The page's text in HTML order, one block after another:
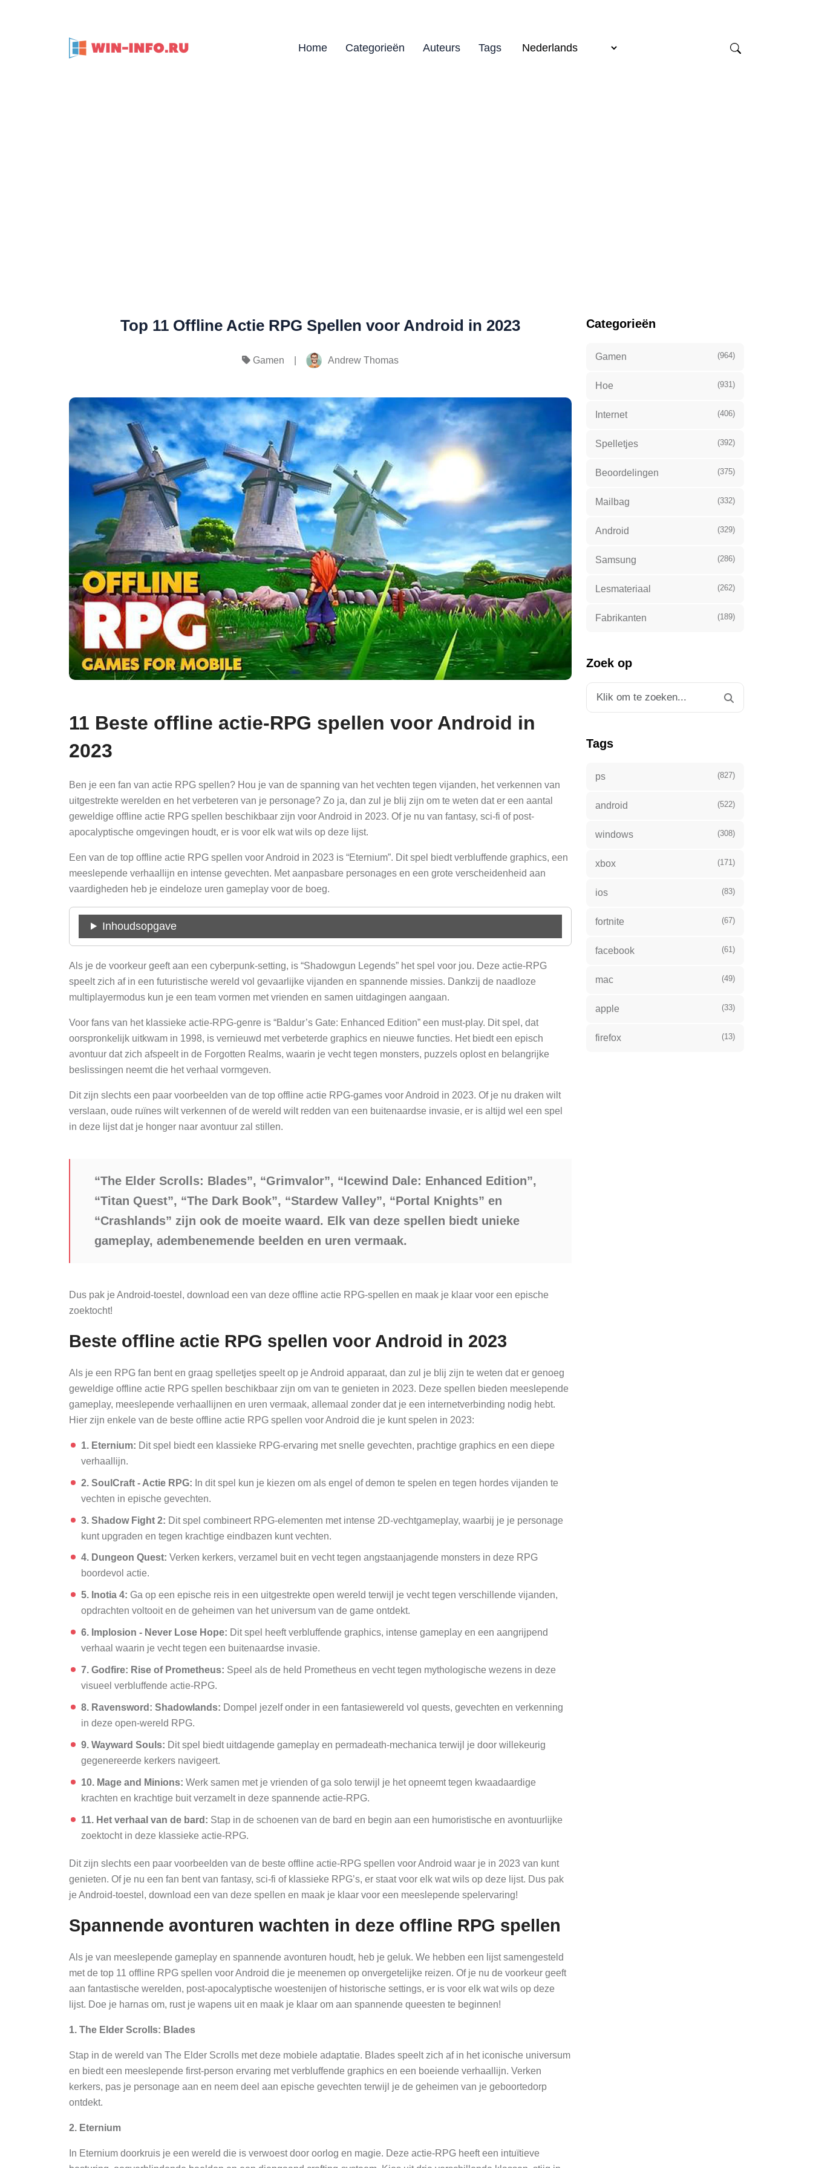
Home Categorieën Auteurs Tags
Top 11 Offline Actie RPG Spellen voor Android in 2023
Gamen Andrew Thomas
11 Beste offline actie-RPG spellen voor Android in
2023
Ben je een fan van actie RPG spellen? Hou je van de spanning van het vechten tegen vijanden, het verkennen van
uitgestrekte werelden en het verbeteren van je personage? Zo ja, dan zul je blij zijn om te weten dat er een aantal
geweldige offline actie RPG spellen beschikbaar zijn voor Android in 2023. Of je nu van fantasy, sci-fi of post-
apocalyptische omgevingen houdt, er is voor elk wat wils op deze lijst.
Een van de top offline actie RPG spellen voor Android in 2023 is “Eternium”. Dit spel biedt verbluffende graphics, een
meeslepende verhaallijn en intense gevechten. Met aanpasbare personages en een grote verscheidenheid aan
vaardigheden heb je eindeloze uren gameplay voor de boeg.
Inhoudsopgave
Als je de voorkeur geeft aan een cyberpunk-setting, is “Shadowgun Legends” het spel voor jou. Deze actie-RPG
speelt zich af in een futuristische wereld vol gevaarlijke vijanden en spannende missies. Dankzij de naadloze
multiplayermodus kun je een team vormen met vrienden en samen uitdagingen aangaan.
Voor fans van het klassieke actie-RPG-genre is “Baldur’s Gate: Enhanced Edition” een must-play. Dit spel, dat
oorspronkelijk uitkwam in 1998, is vernieuwd met verbeterde graphics en nieuwe functies. Het biedt een episch
avontuur dat zich afspeelt in de Forgotten Realms, waarin je vecht tegen monsters, puzzels oplost en belangrijke
beslissingen neemt die het verhaal vormgeven.
Dit zijn slechts een paar voorbeelden van de top offline actie RPG-games voor Android in 2023. Of je nu draken wilt
verslaan, oude ruïnes wilt verkennen of de wereld wilt redden van een buitenaardse invasie, er is altijd wel een spel
in deze lijst dat je honger naar avontuur zal stillen.
“The Elder Scrolls: Blades”, “Grimvalor”, “Icewind Dale: Enhanced Edition”,
“Titan Quest”, “The Dark Book”, “Stardew Valley”, “Portal Knights” en
“Crashlands” zijn ook de moeite waard. Elk van deze spellen biedt unieke
gameplay, adembenemende beelden en uren vermaak.
Dus pak je Android-toestel, download een van deze offline actie RPG-spellen en maak je klaar voor een epische
zoektocht!
Beste offline actie RPG spellen voor Android in 2023
Als je een RPG fan bent en graag spelletjes speelt op je Android apparaat, dan zul je blij zijn te weten dat er genoeg
geweldige offline actie RPG spellen beschikbaar zijn om van te genieten in 2023. Deze spellen bieden meeslepende
gameplay, meeslepende verhaallijnen en uren vermaak, allemaal zonder dat je een internetverbinding nodig hebt.
Hier zijn enkele van de beste offline actie RPG spellen voor Android die je kunt spelen in 2023:
1. Eternium: Dit spel biedt een klassieke RPG-ervaring met snelle gevechten, prachtige graphics en een diepe
verhaallijn.
2. SoulCraft - Actie RPG: In dit spel kun je kiezen om als engel of demon te spelen en tegen hordes vijanden te
vechten in epische gevechten.
3. Shadow Fight 2: Dit spel combineert RPG-elementen met intense 2D-vechtgameplay, waarbij je je personage
kunt upgraden en tegen krachtige eindbazen kunt vechten.
4. Dungeon Quest: Verken kerkers, verzamel buit en vecht tegen angstaanjagende monsters in deze RPG
boordevol actie.
5. Inotia 4: Ga op een epische reis in een uitgestrekte open wereld terwijl je vecht tegen verschillende vijanden,
opdrachten voltooit en de geheimen van het universum van de game ontdekt.
6. Implosion - Never Lose Hope: Dit spel heeft verbluffende graphics, intense gameplay en een aangrijpend
verhaal waarin je vecht tegen een buitenaardse invasie.
7. Godfire: Rise of Prometheus: Speel als de held Prometheus en vecht tegen mythologische wezens in deze
visueel verbluffende actie-RPG.
8. Ravensword: Shadowlands: Dompel jezelf onder in een fantasiewereld vol quests, gevechten en verkenning
in deze open-wereld RPG.
9. Wayward Souls: Dit spel biedt uitdagende gameplay en permadeath-mechanica terwijl je door willekeurig
gegenereerde kerkers navigeert.
10. Mage and Minions: Werk samen met je vrienden of ga solo terwijl je het opneemt tegen kwaadaardige
krachten en krachtige buit verzamelt in deze spannende actie-RPG.
11. Het verhaal van de bard: Stap in de schoenen van de bard en begin aan een humoristische en avontuurlijke
zoektocht in deze klassieke actie-RPG.
Dit zijn slechts een paar voorbeelden van de beste offline actie-RPG spellen voor Android waar je in 2023 van kunt
genieten. Of je nu een fan bent van fantasy, sci-fi of klassieke RPG’s, er staat voor elk wat wils op deze lijst. Dus pak
je Android-toestel, download een van deze spellen en maak je klaar voor een meeslepende spelervaring!
Spannende avonturen wachten in deze offline RPG spellen
Als je van meeslepende gameplay en spannende avonturen houdt, heb je geluk. We hebben een lijst samengesteld
met de top 11 offline RPG spellen voor Android die je meenemen op onvergetelijke reizen. Of je nu de voorkeur geeft
aan fantastische werelden, post-apocalyptische woestenijen of historische settings, er is voor elk wat wils op deze
lijst. Doe je harnas om, rust je wapens uit en maak je klaar om aan spannende queesten te beginnen!
1. The Elder Scrolls: Blades
Stap in de wereld van The Elder Scrolls met deze mobiele adaptatie. Blades speelt zich af in het iconische universum
en biedt een meeslepende first-person ervaring met verbluffende graphics en een boeiende verhaallijn. Verken
kerkers, pas je personage aan en neem deel aan epische gevechten terwijl je de geheimen van je geboortedorp
ontdekt.
2. Eternium
In Eternium doorkruis je een wereld die is verwoest door oorlog en magie. Deze actie-RPG heeft een intuïtieve
Categorieën
Gamen (964)
Hoe (931)
Internet (406)
Spelletjes (392)
Beoordelingen (375)
Mailbag (332)
Android (329)
Samsung (286)
Lesmateriaal (262)
Fabrikanten (189)
Zoek op
Tags
ps (827)
android (522)
windows (308)
xbox (171)
ios (83)
fortnite (67)
facebook (61)
mac (49)
apple (33)
firefox (13)